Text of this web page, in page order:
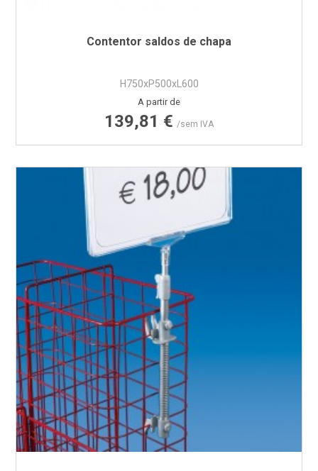
Contentor saldos de chapa
H750xP500xL600
Preço
A partir de
139,81 € /sem IVA